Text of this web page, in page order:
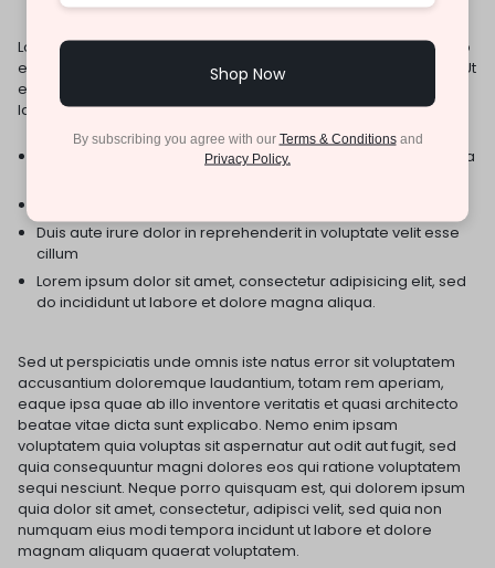
Lorem ipsum dolor sit amet, consectetur adipisicing elit, sed do
eiusmod tempor incididunt ut labore et dolore magna aliqua. Ut
enim ad minim veniam, quis nostrud exercitation ullamco
laboris nisi ut aliquip ex ea commodo consequat.
Excepteur sint occaecat cupidatat non proident, sunt in culpa
Duis aute irure dolor in reprehenderit in voluptate velit esse
cillum
Lorem ipsum dolor sit amet, consectetur adipisicing elit, sed
do incididunt ut labore et dolore magna aliqua.
Sed ut perspiciatis unde omnis iste natus error sit voluptatem
accusantium doloremque laudantium, totam rem aperiam,
eaque ipsa quae ab illo inventore veritatis et quasi architecto
beatae vitae dicta sunt explicabo. Nemo enim ipsam
voluptatem quia voluptas sit aspernatur aut odit aut fugit, sed
quia consequuntur magni dolores eos qui ratione voluptatem
sequi nesciunt. Neque porro quisquam est, qui dolorem ipsum
quia dolor sit amet, consectetur, adipisci velit, sed quia non
numquam eius modi tempora incidunt ut labore et dolore
magnam aliquam quaerat voluptatem.
Shop Now
By subscribing you agree with our Terms & Conditionsand
Privacy Policy.